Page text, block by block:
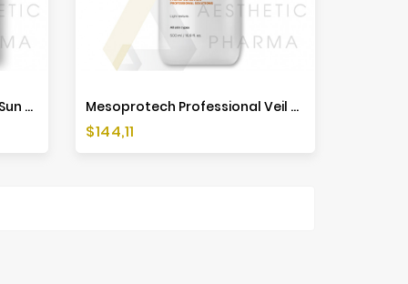
Mesoestetic Mesoprotech Sun Protective Repairing Stick 100 - 4,5g Mesoprotech Professional Veil SPF50+ - 500ml - Mesoestetic
Cena
$144,11